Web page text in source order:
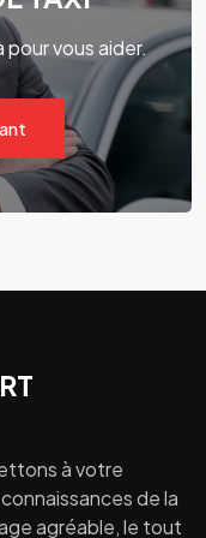
pour vous aider.
à votre
de la
agréable, le tout